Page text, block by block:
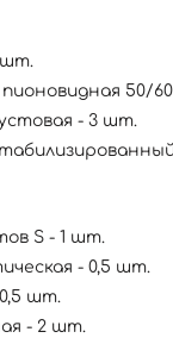
шт.
пионовидная 50/
- 3 шт.
S - 1 шт.
- 0,5 шт.
шт.
- 2 шт.